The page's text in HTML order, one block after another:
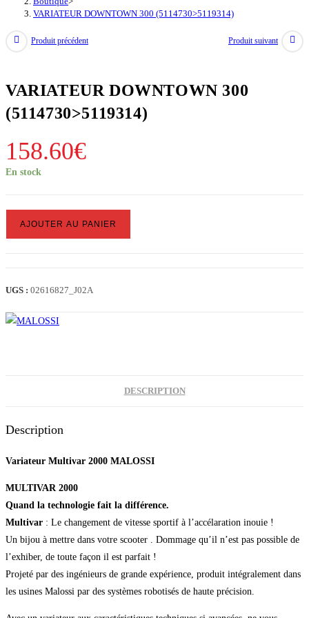
VARIATEUR DOWNTOWN 300 (5114730>5119314)
Produit précédent Produit suivant
VARIATEUR DOWNTOWN 300
(5114730>5119314)
158.60€
En stock
300
AJOUTER AU PANIER
UGS : 02616827_J02A
DESCRIPTION
Description
Variateur Multivar 2000 MALOSSI
MULTIVAR 2000
Quand la technologie fait la différence.
Multivar : Le changement de vitesse sportif à l’accélaration inouie !
Un bijou à mettre dans votre scooter . Dommage qu’il n’est pas possible de
l’exhiber, de toute façon il est parfait !
Projeté par des ingénieurs de grande expérience, produit intégralement dans
les usines Malossi par des systèmes robotisés de haute précision.